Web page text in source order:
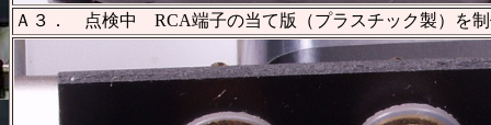
Ａ３． 点検中 RCA端子の当て版（プラスチック製）を